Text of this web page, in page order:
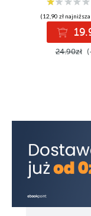
(12,90 zł
24.90zł